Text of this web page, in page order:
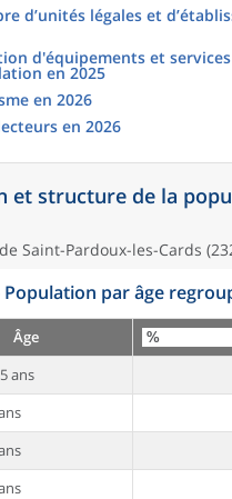
d’unités légales et
d'équipements et
en 2025
en 2026
en 2026
et structure de la
Saint-Pardoux-les-Cards
Population par âge
Âge
ans